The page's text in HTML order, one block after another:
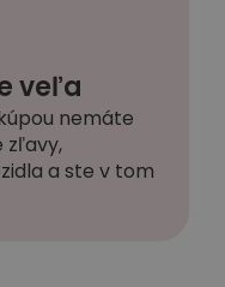
veľa
nemáte
zľavy,
a ste v tom